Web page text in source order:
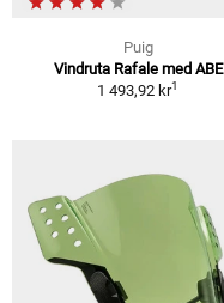
Puig
Vindruta Rafale med ABE
1 493,92 kr1